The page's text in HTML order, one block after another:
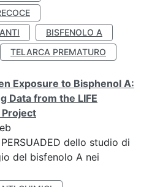
BISFENOLO A
TELARCA PREMATURO
Exposure to Bisphenol A:
Data from the LIFE
Project
dello studio di
del bisfenolo A nei